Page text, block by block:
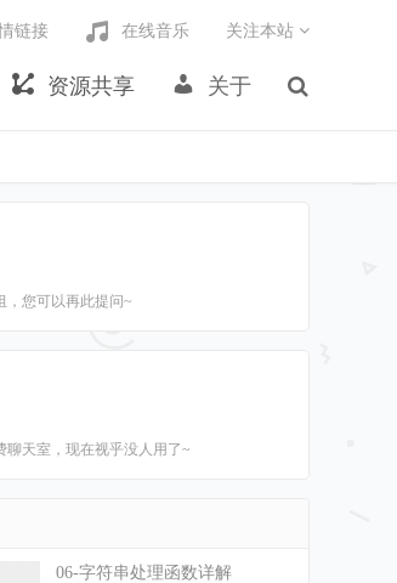
资源共享 关于
链接 在线音乐 关注本站
，您可以再此提问~
聊天室，现在视乎没人用了~
06-字符串处理函数详解